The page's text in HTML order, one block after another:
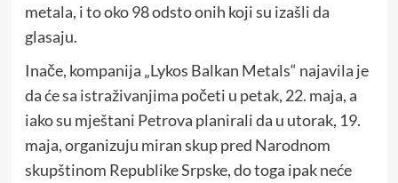
metala, i to oko 98 odsto onih koji su izašli da
glasaju.
Inače, kompanija „Lykos Balkan Metals“ najavila je
da će sa istraživanjima početi u petak, 22. maja, a
iako su mještani Petrova planirali da u utorak, 19.
maja, organizuju miran skup pred Narodnom
skupštinom Republike Srpske, do toga ipak neće